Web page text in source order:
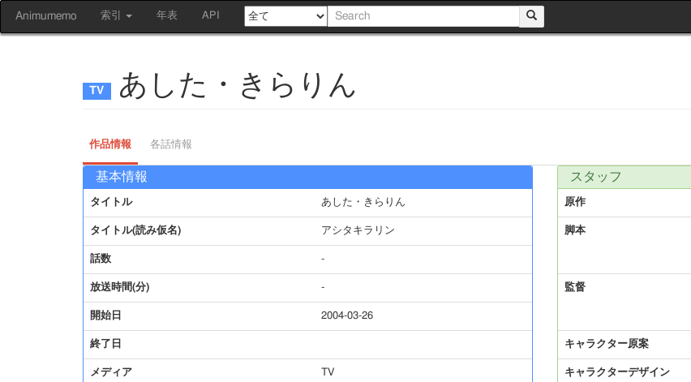
Animumemo 索引 年表 API
あした・きらりん
作品情報 各話情報
基本情報
タイトル あした・きらりん
タイトル(読み仮名) アシタキラリン
話数 -
放送時間(分) -
開始日 2004-03-26
終了日
メディア TV
スタッフ
原作
脚本
監督
キャラクター原案
キャラクターデザイン